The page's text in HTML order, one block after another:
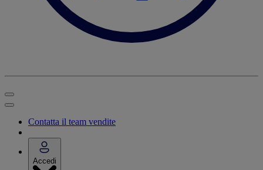
Contatta il team vendite
Accedi